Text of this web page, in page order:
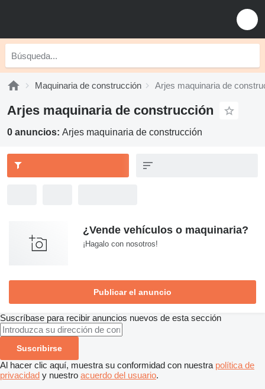
Maquinaria de construcción Arjes maquinaria de
Arjes maquinaria de construcción
0 anuncios: Arjes maquinaria de construcción
¿Vende vehículos o maquinaria?
¡Hagalo con nosotros!
Publicar el anuncio
Suscríbase para recibir anuncios nuevos de esta sección
Suscribirse
Al hacer clic aquí, muestra su conformidad con nuestra política de
privacidad y nuestro acuerdo del usuario.